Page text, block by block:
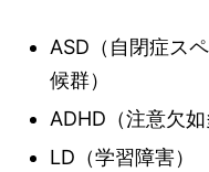
ASD（自閉症ス
候群）
ADHD（注意欠如
LD（学習障害）